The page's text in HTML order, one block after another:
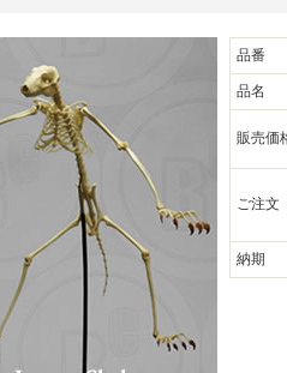
品番
品名
販売価
ご注文
納期